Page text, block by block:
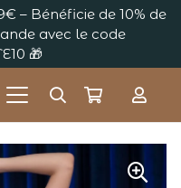
– Bénéficie de 10% de
avec le code
🎁